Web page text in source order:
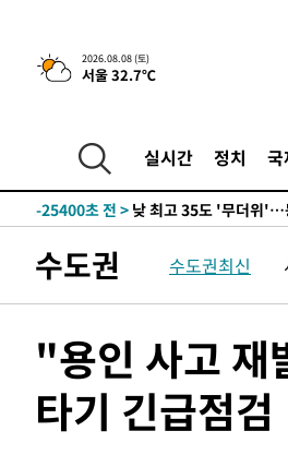
2026.08.08 (토)
서울 32.7℃
실시간 정치 국
5시간 전 >[속보]뉴욕증시 상승 마감
42.08%·宋 10.17%
-31691초 전 >
이강인 "아틀레티코 이
-31626초 전 >
-25400초 전 > 낮 최고 35도 '무더위'…
틀레티코 이적"
-24452초 전 >
수도권 40도 육박 '펄
-23421초 전 >온열질환 사망자 3명
-13473초 전 >백운산서 80년근 천종
-11183초 전 >선재도서 해루질 나섰다
-8717초 전 >
남자 농구, 나고야 아시안
수도권 수도권최신
"용인 사고
타기 긴급점검